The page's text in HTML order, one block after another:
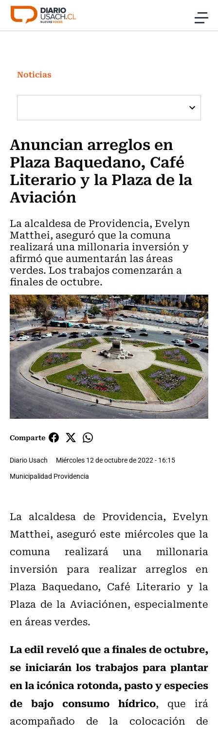
Click acá para ir directamente al contenido
Investigación
Cultura
Programas Radio y TV Usach
Noticias
Anuncian arreglos en
Plaza Baquedano, Café
Literario y la Plaza de la
Aviación
La alcaldesa de Providencia, Evelyn
Matthei, aseguró que la comuna
realizará una millonaria inversión y
afirmó que aumentarán las áreas
verdes. Los trabajos comenzarán a
finales de octubre.
Comparte
Diario Usach
Miércoles 12 de octubre de 2022 - 16:15
Municipalidad Providencia
La alcaldesa de Providencia, Evelyn
Matthei, aseguró este miércoles que la
comuna realizará una millonaria
inversión para realizar arreglos en
Plaza Baquedano, Café Literario y la
Plaza de la Aviaciónen, especialmente
en áreas verdes.
La edil reveló quea finales de octubre,
se iniciarán los trabajos para plantar
en la icónica rotonda, pasto y especies
de bajo consumo hídrico, que irá
acompañado de la colocación de